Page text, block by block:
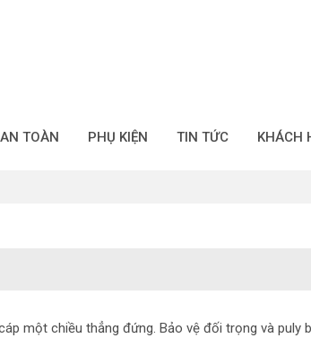
TOÀN PHỤ KIỆN TIN TỨC KHÁCH
một chiều thẳng đứng. Bảo vệ đối trọng và puly